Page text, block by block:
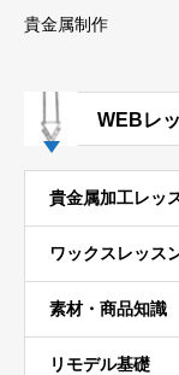
貴金属制作
WEBレ
貴金属加工レッ
ワックスレッス
素材・商品知識
リモデル基礎